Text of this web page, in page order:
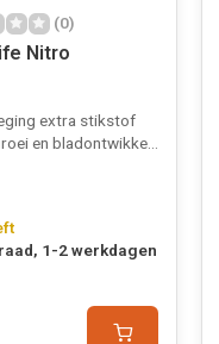
(0)
Nitro
extra stikstof
en bladontwikkeling
1-2 werkdagen